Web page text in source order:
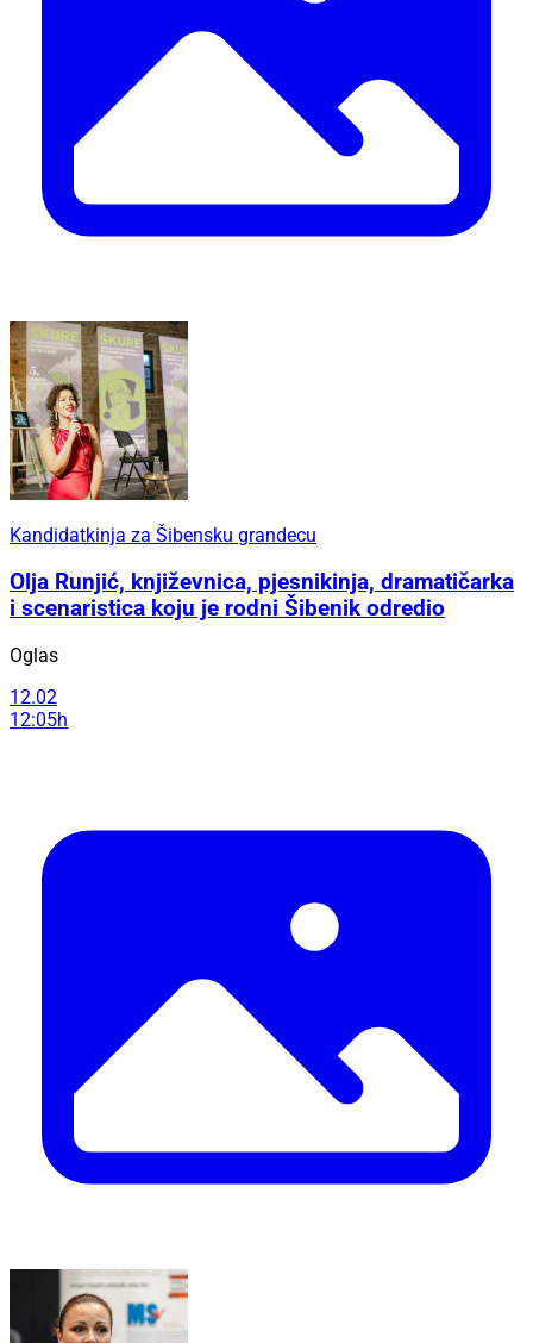
Kandidatkinja za Šibensku grandecu
Olja Runjić, književnica, pjesnikinja, dramatičarka
i scenaristica koju je rodni Šibenik odredio
Oglas
12.02
12:05h